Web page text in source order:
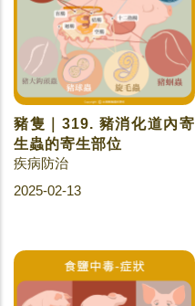
豬隻｜319. 豬消化道內寄
生蟲的寄生部位
疾病防治
2025-02-13